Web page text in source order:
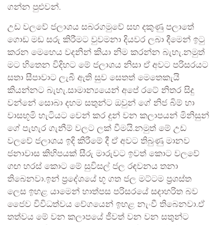
ගන්න පුළුවන්.
උඩ වලවේ ජලාශය සබරගමුවේ සහ දකුණු පලාතේ
ගොඩ මඩ සරු කිරීමට වුවමනා දියවර ලබා දීමෙන් ඉටු
කරන මෙහෙය වදනින් කියා නිම කරන්න බැහැ.නමුත්
මට හිතෙන විදිහට මේ ජලාශය නිසා ඒ අවට පරිසරයට
සතා සීපාවාට ලැබී ඇති සුව සෙතත් මෙතෙකැයි
කියන්නට බැහැ.සාමාන්‍යයෙන් අපේ රටේ නිතර සිදු
වන්නේ සොබා දහම සතුන්ට ඔවුන් ගේ නිජ බිම් හා
වාසභූමි හැටියට වෙන් කර දුන් වන කලාපයන් මිනිසුන්
ගේ පැහැර ගැනීම් වලට ලක් වීමයි.නමුත් මේ උඩ
වලවේ ජලාශය ඉදි කිරීමේ දී ඒ අවට තිබුණු මානව
ජනාවාස කිහිපයක් සීරු මාරුවට ඉවත් කොට වලවේ
ගඟ හරස් කොට මේ සුවිසල් ජල රඳවනය තනා
තිබෙනවා.ඉන් ප්‍රදේශයේ භූ ගත ජල මට්ටම ප්‍රශස්ත
ලෙස ඉහළ යාමෙන් හාත්පස පරිසරයේ සදාහරිත බව
ජෛව විවිධත්වය වේගයෙන් ඉහළ නැංවී තිබෙනවා.ඒ
තත්වය මේ වන කලාපයේ ජීවත් වන වන සතුන්ට